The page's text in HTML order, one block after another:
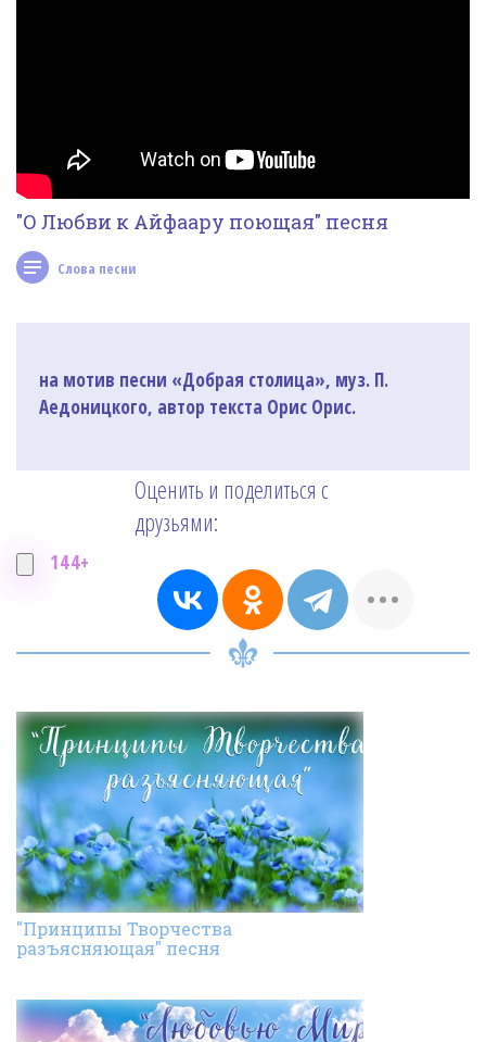
"О Любви к Айфаару поющая" песня
Слова песни
на мотив песни «Добрая столица», муз. П.
Аедоницкого, автор текста Орис Орис.
144+
Оценить и поделиться с
друзьями:
"Принципы Творчества
разъясняющая" песня